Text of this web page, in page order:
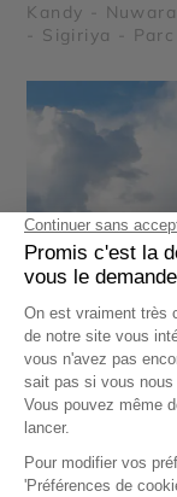
Kandy -
- Sigiriya -